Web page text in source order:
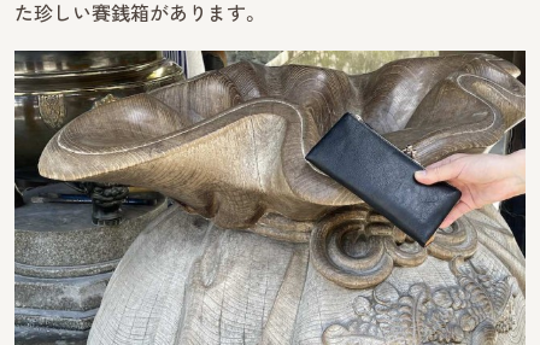
た珍しい賽銭箱があります。